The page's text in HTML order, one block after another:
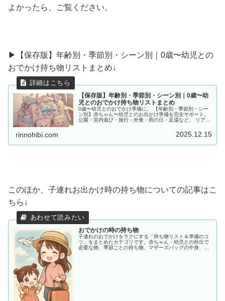
よかったら、ご覧ください。
▶︎【保存版】年齢別・季節別・シーン別｜0歳〜幼児との
おでかけ持ち物リストまとめ↓
【保存版】年齢別・季節別・シーン別｜0歳〜幼
児とのおでかけ持ち物リストまとめ
0歳〜幼児とのおでかけ準備に。 【年齢別・季節別・シー
ン別】赤ちゃん〜幼児とのお出かけ準備を完全サポート。
公園・室内遊び・旅行・外食・雨の日・足湯など、 リアル
rinnohibi.com 2025.12.15
このほか、子連れお出かけ時の持ち物についての記事はこ
ちら↓
おでかけの時の持ち物
子連れのおでかけをラクにする「持ち物リスト＆準備のコ
ツ」をまとめたカテゴリです。赤ちゃん・幼児との外出で
必要な物、季節ごとの持ち物、マザーズバッグの中身、あ